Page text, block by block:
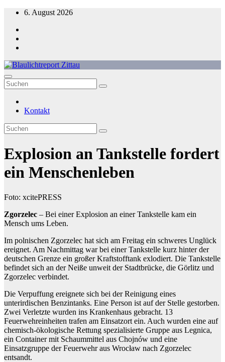
Zum
springen
6. August 2026
Blaulichtreport Zittau
Kontakt
Explosion an Tankstelle fordert
ein Menschenleben
Foto: xcitePRESS
Zgorzelec – Bei einer Explosion an einer Tankstelle kam ein
Mensch ums Leben.
Im polnischen Zgorzelec hat sich am Freitag ein schweres Unglück
ereignet. Am Nachmittag war bei einer Tankstelle kurz hinter der
deutschen Grenze ein großer Kraftstofftank exlodiert. Die Tankstelle
befindet sich an der Neiße unweit der Stadtbrücke, die Görlitz und
Zgorzelec verbindet.
Die Verpuffung ereignete sich bei der Reinigung eines
unterirdischen Benzintanks. Eine Person ist auf der Stelle gestorben.
Zwei Verletzte wurden ins Krankenhaus gebracht. 13
Feuerwehreinheiten trafen am Einsatzort ein. Auch wurden eine auf
chemisch-ökologische Rettung spezialisierte Gruppe aus Legnica,
ein Container mit Schaummittel aus Chojnów und eine
Einsatzgruppe der Feuerwehr aus Wrocław nach Zgorzelec
entsandt.